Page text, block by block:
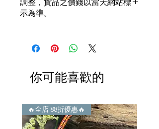
i) 所有已鑲玉器珠寶丶玉鐲丶擺件皆 奉
送 [香港翡翠鑑証書]
i) 成色足。冇鍍金！冇包金！冇假金！
3) 顧客所花費一分一毫全部都是珠寶本
i) 無佣金！無租金！無買手費！真真正
正行內批發價。
謝絕紙上談兵。
調整，貨品之價錢以當天網站標
示為準。
你可能喜歡的
🔥全店 88折優惠🔥